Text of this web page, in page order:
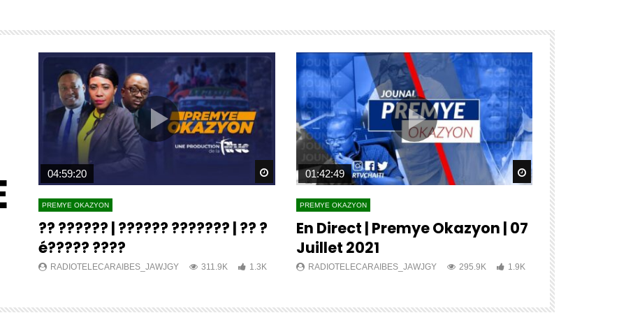
Watch Later Watch Later
04:59:20
PREMYE OKAZYON
?? ?????? | ?????? ??????? | ?? ?
é????? ????
RADIOTELECARAIBES_JAWJGY 311.9K 1.3K
Watch Later
01:42:49
PREMYE OKAZYON
En Direct | Premye Okazyon | 07
Juillet 2021
RADIOTELECARAIBES_JAWJGY 295.9K 1.9K
??
???? ????